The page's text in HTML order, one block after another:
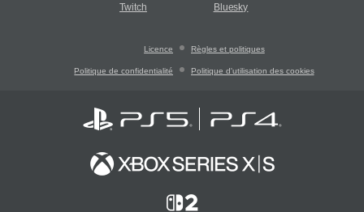
Twitch Bluesky
Licence Règles et politiques
Politique de confidentialité Politique d'utilisation des cookies